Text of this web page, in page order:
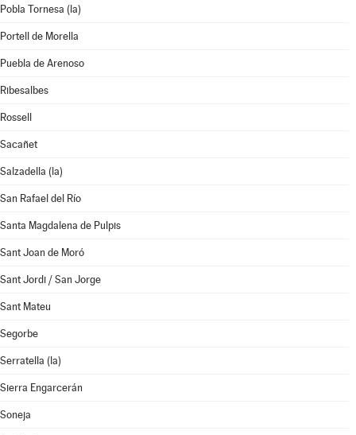
Pobla Tornesa (la)
Portell de Morella
Puebla de Arenoso
Ribesalbes
Rossell
Sacañet
Salzadella (la)
San Rafael del Río
Santa Magdalena de Pulpis
Sant Joan de Moró
Sant Jordi / San Jorge
Sant Mateu
Segorbe
Serratella (la)
Sierra Engarcerán
Soneja